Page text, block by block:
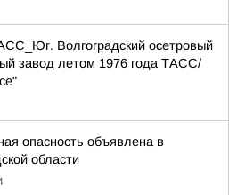
Волгоградский осетровый
завод летом 1976 года ТАСС/
опасность объявлена в
области